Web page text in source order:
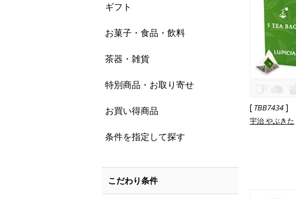
[ TBB7434]
宇治 やぶきた
ギフト
お菓子・食品・飲料
茶器・雑貨
特別商品・お取り寄せ
お買い得商品
条件を指定して探す
こだわり条件